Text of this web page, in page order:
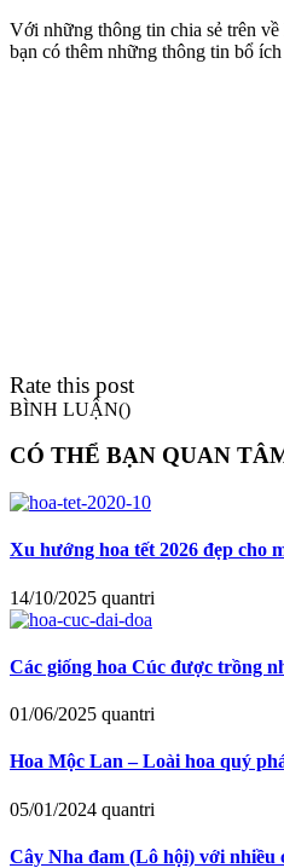
Với những thông tin chia sẻ trên
bạn có thêm những thông tin bổ
Rate this post
BÌNH LUẬN()
CÓ THỂ BẠN QUAN
Xu hướng hoa tết 2026 đẹp cho
14/10/2025 quantri
Các giống hoa Cúc được trồng
01/06/2025 quantri
Hoa Mộc Lan – Loài hoa quý
05/01/2024 quantri
Cây Nha đam (Lô hội) với nhiều